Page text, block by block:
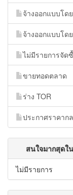
จ้างออกแบบโด
จ้างออกแบบโด
ไม่มีรายการจัด
ขายทอดตลาด
ร่าง TOR
ประกาศราคาก
สนใจมากสุดใ
ไม่มีรายการ